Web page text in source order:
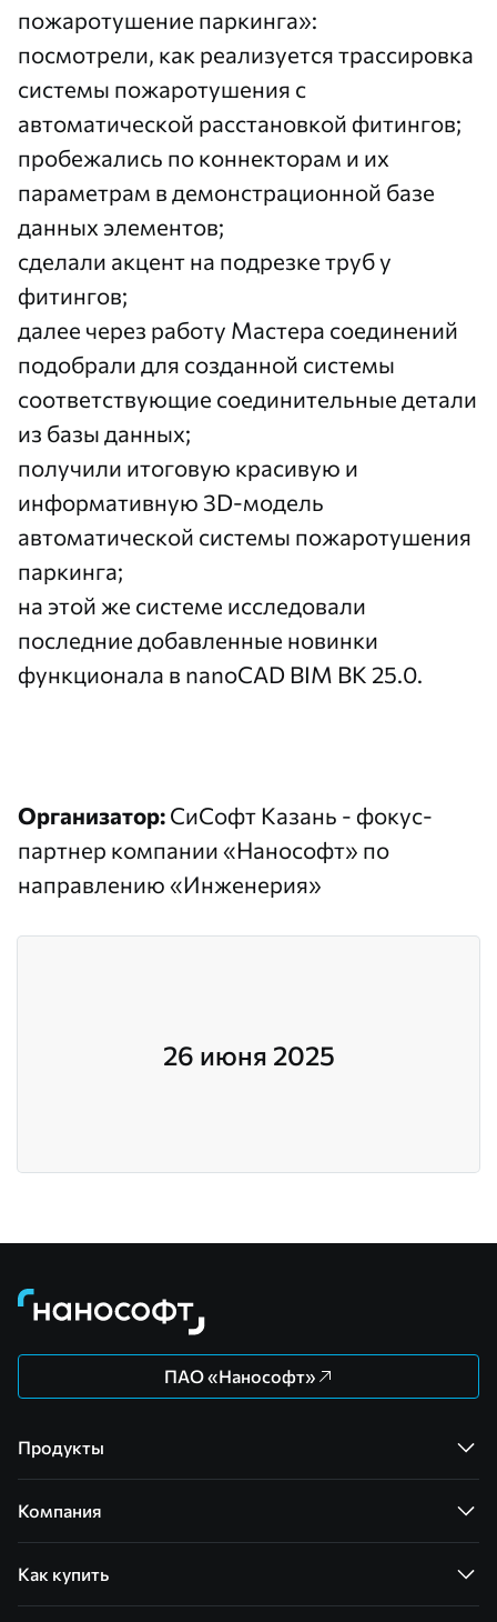
26 июня 2025
пожаротушение паркинга»:
посмотрели, как реализуется трассировка
системы пожаротушения с
автоматической расстановкой фитингов;
пробежались по коннекторам и их
параметрам в демонстрационной базе
данных элементов;
сделали акцент на подрезке труб у
фитингов;
далее через работу Мастера соединений
подобрали для созданной системы
соответствующие соединительные детали
из базы данных;
получили итоговую красивую и
информативную 3D-модель
автоматической системы пожаротушения
паркинга;
на этой же системе исследовали
последние добавленные новинки
функционала в nanoCAD BIM ВК 25.0.
Организатор: СиСофт Казань - фокус-
партнер компании «Нанософт» по
направлению «Инженерия»
ПАО «Нанософт»
Продукты
Компания
Как купить